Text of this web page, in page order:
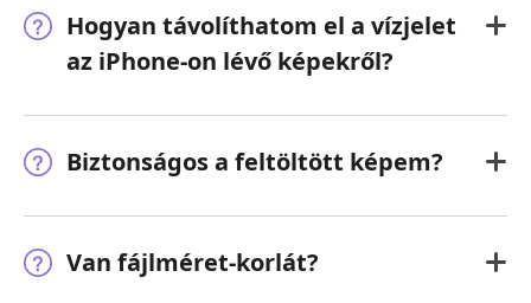
Hogyan távolíthatom el a vízjelet
az iPhone-on lévő képekről?
Biztonságos a feltöltött képem?
Van fájlméret-korlát?